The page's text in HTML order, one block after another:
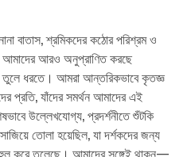
বাতাস, শ্রমিকদের কঠোর পরিশ্রম ও
আমাদের আরও অনুপ্রাণিত করছে
তুলে ধরতে। আমরা আন্তরিকভাবে কৃতজ্ঞ
প্রতি, যাঁদের সমর্থন আমাদের এই
উল্লেখযোগ্য, প্রদর্শনীতে শুঁটকি
তোলা হয়েছিল, যা দর্শকদের জন্য